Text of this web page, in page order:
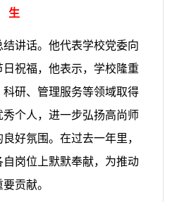
生
结讲话。他代表学校党委向
祝福，他表示，学校隆重
研、管理服务等领域取得
个人，进一步弘扬高尚师
好氛围。在过去一年里，
岗位上默默奉献，为推动
贡献。